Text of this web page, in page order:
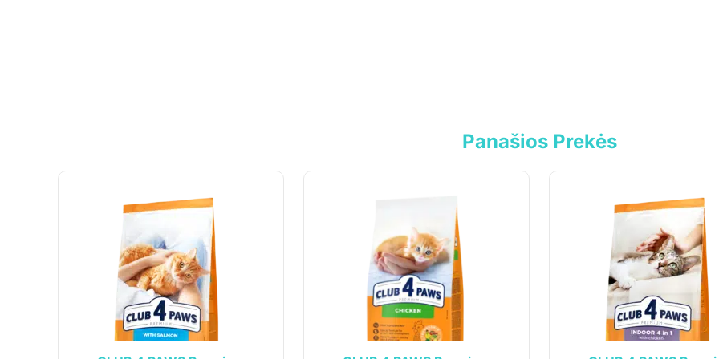
Panašios Prekės
UAB „Andruma”
Įmonės kodas: 306308303
Informacija Klientams